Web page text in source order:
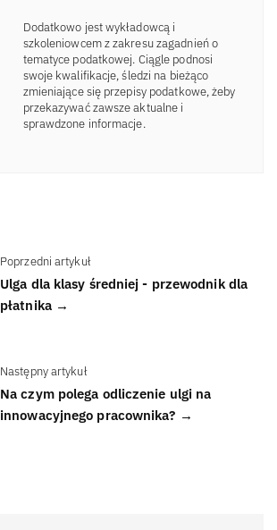
Dodatkowo jest wykładowcą i
szkoleniowcem z zakresu zagadnień o
tematyce podatkowej. Ciągle podnosi
swoje kwalifikacje, śledzi na bieżąco
zmieniające się przepisy podatkowe, żeby
przekazywać zawsze aktualne i
sprawdzone informacje.
Poprzedni artykuł
Ulga dla klasy średniej - przewodnik dla
płatnika →
Następny artykuł
Na czym polega odliczenie ulgi na
innowacyjnego pracownika? →